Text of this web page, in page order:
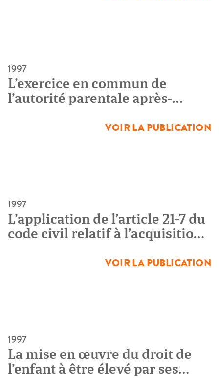
1997
L’exercice en commun de
l’autorité parentale après-
VOIR LA PUBLICATION
1997
L’application de l’article 21-7 du
code civil relatif à l’acquisition
raison de la naissance et de la
VOIR LA PUBLICATION
1997
La mise en œuvre du droit de
l’enfant à être élevé par ses